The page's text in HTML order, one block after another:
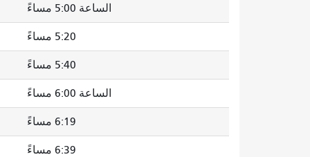
الساعة 5:00 مساءً
5:20 مساءً
5:40 مساءً
الساعة 6:00 مساءً
6:19 مساءً
6:39 مساءً